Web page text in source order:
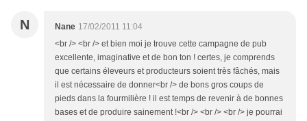
N Nane 17/02/2011 11:04
<br /> <br /> et bien moi je trouve cette campagne de pub
excellente, imaginative et de bon ton ! certes, je comprends
que certains éleveurs et producteurs soient très fâchés, mais
il est nécessaire de donner<br /> de bons gros coups de
pieds dans la fourmilière ! il est temps de revenir à de bonnes
bases et de produire sainement !<br /> <br /> <br /> je pourrai